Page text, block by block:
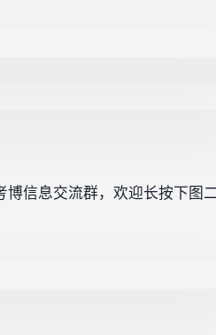
博信息交流群，欢迎长按下图